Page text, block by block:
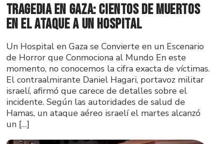
Tragedia en Gaza: Cientos de Muertos
en el Ataque a un Hospital
Un Hospital en Gaza se Convierte en un Escenario
de Horror que Conmociona al Mundo En este
momento, no conocemos la cifra exacta de víctimas.
El contraalmirante Daniel Hagari, portavoz militar
israelí, afirmó que carece de detalles sobre el
incidente. Según las autoridades de salud de
Hamas, un ataque aéreo israelí el martes alcanzó
un […]